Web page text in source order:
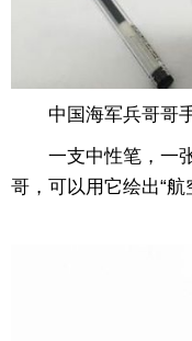
中国海军兵哥哥手
一支中性笔，一张
哥，可以用它绘出“